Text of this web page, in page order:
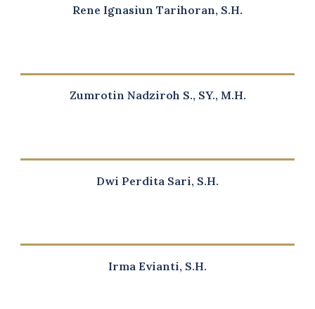
Rene Ignasiun Tarihoran, S.H.
Zumrotin Nadziroh S., SY., M.H.
Dwi Perdita Sari, S.H.
Irma Evianti, S.H.